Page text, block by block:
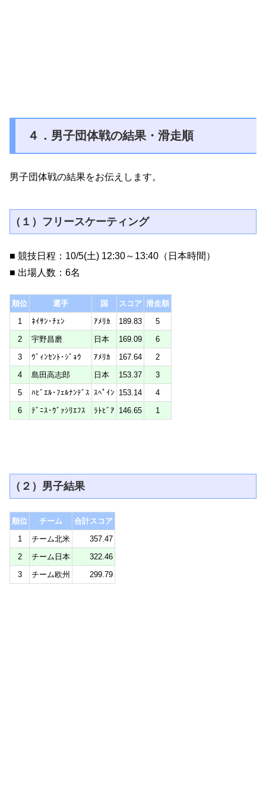
４．男子団体戦の結果・滑走順
男子団体戦の結果をお伝えします。
（１）フリースケーティング
■ 競技日程：10/5(土) 12:30～13:40（日本時間）
■ 出場人数：6名
順位 選手 国 スコア 滑走順
1
ﾈｲｻﾝ･ﾁｪﾝ ｱﾒﾘｶ 189.83
5
2
宇野昌磨 日本 169.09
6
3
ｳﾞｨﾝｾﾝﾄ･ｼﾞｮｳ ｱﾒﾘｶ 167.64
2
4
島田高志郎 日本 153.37
3
5
ﾊﾋﾞｴﾙ･ﾌｪﾙﾅﾝﾃﾞｽ ｽﾍﾟｲﾝ 153.14
4
6
ﾃﾞﾆｽ･ｳﾞｧｼﾘｴﾌｽ ﾗﾄﾋﾞｱ 146.65 1
（２）男子結果
順位 チーム
合計スコア
1
チーム北米
357.47
2
チーム日本
322.46
3
チーム欧州 299.79